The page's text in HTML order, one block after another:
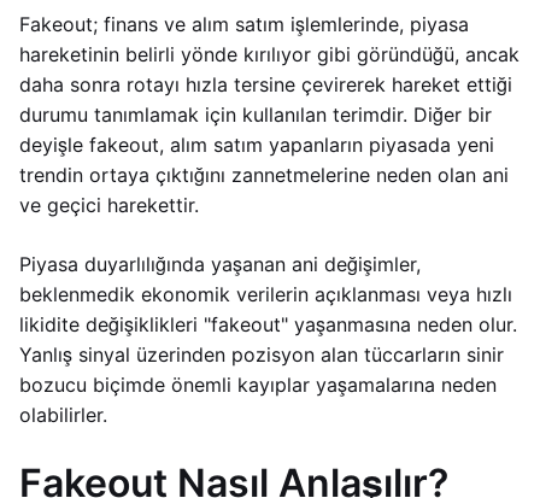
Fakeout; finans ve alım satım işlemlerinde, piyasa
hareketinin belirli yönde kırılıyor gibi göründüğü, ancak
daha sonra rotayı hızla tersine çevirerek hareket ettiği
durumu tanımlamak için kullanılan terimdir. Diğer bir
deyişle fakeout, alım satım yapanların piyasada yeni
trendin ortaya çıktığını zannetmelerine neden olan ani
ve geçici harekettir.
Piyasa duyarlılığında yaşanan ani değişimler,
beklenmedik ekonomik verilerin açıklanması veya hızlı
likidite değişiklikleri "fakeout" yaşanmasına neden olur.
Yanlış sinyal üzerinden pozisyon alan tüccarların sinir
bozucu biçimde önemli kayıplar yaşamalarına neden
olabilirler.
Fakeout Nasıl Anlaşılır?